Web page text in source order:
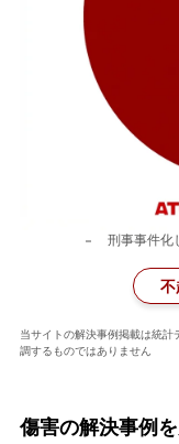
接見・面会
刑事事件を
アトムについ
弁護士費用
刑事事件化
不
当サイトの解決事例掲載は統
調するものではありません
傷害の解決事例